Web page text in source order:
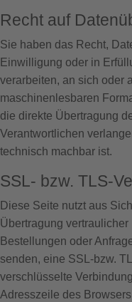
Recht auf
Sie haben das Recht,
Einwilligung oder in
verarbeiten, an sich oder
maschinenlesbaren
die direkte Übertragung
Verantwortlichen
technisch machbar ist.
SSL- bzw. TLS-
Diese Seite nutzt aus
Übertragung
Bestellungen oder
senden, eine SSL-bzw.
verschlüsselte
Adresszeile des Browsers